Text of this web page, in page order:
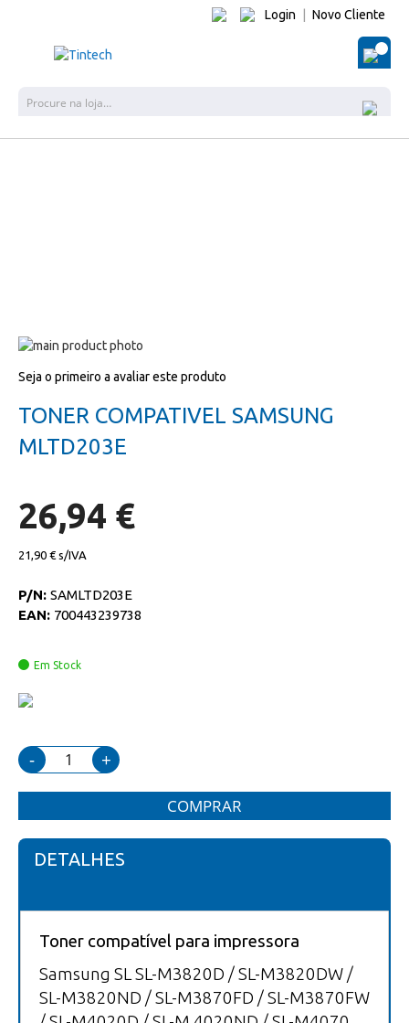
Login Novo Cliente
O
Salte
o
galeria
de
para
início
da
galeria
Seja o primeiro a avaliar este produto
TONER COMPATIVEL SAMSUNG
MLTD203E
26,94 €
21,90 €
P/N: SAMLTD203E
EAN: 700443239738
Em Stock
- +
COMPRAR
DETALHES
Toner compatível para impressora
Samsung SL SL-M3820D / SL-M3820DW /
SL-M3820ND / SL-M3870FD / SL-M3870FW